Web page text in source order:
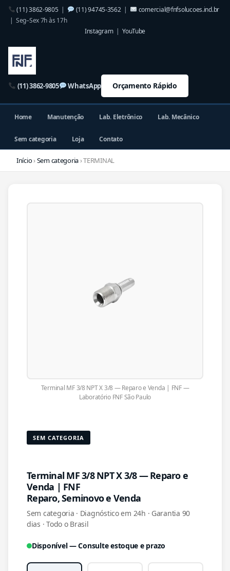
(11) 3862-9805| (11) 94745-3562|
comercial@fnfsolucoes.ind.br
| Seg–Sex 7h às 17h
Instagram|YouTube
(11) 3862-9805 WhatsApp Orçamento Rápido
Home Manutenção Lab. Eletrônico Lab. Mecânico
Sem categoria Loja Contato
Início›Sem categoria› TERMINAL
Terminal MF 3/8 NPT X 3/8 — Reparo e Venda | FNF —
Laboratório FNF São Paulo
SEM CATEGORIA
Terminal MF 3/8 NPT X 3/8 — Reparo e
Venda | FNF
Reparo, Seminovo e Venda
Sem categoria · Diagnóstico em 24h · Garantia 90
dias · Todo o Brasil
Disponível — Consulte estoque e prazo